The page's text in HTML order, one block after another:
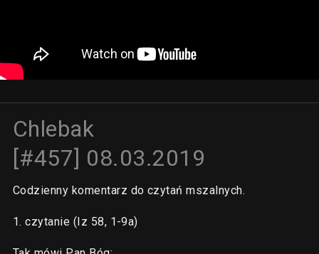
Chlebak
[#457] 08.03.2019
Codzienny komentarz do czytań mszalnych.
1. czytanie (Iz 58, 1-9a)